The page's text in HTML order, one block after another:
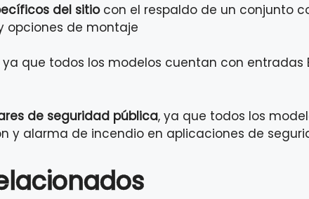
del sitiocon el respaldo de un conjunto
opciones de montaje
ya que todos los modelos cuentan con
de seguridad pública, ya que todos los
y alarma de incendio en aplicaciones de